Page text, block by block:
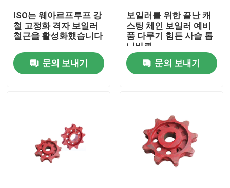
품질 관리
연락주세요
석탄 보일러부
ISO는 웨아르프루프 강
철 고정화 격자 보일러
철근을 활성화했습니다
문의 보내기
보일러를 위한 끝난 캐
스팅 체인 보일러 예비
품 다루기 힘든 사슬 톱
니바퀴
문의 보내기